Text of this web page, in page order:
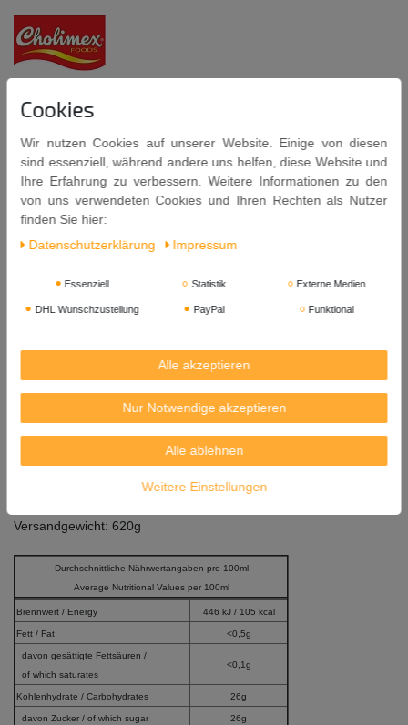
modifizierte Maisstärke,
Konservierungsstoff: Kaliumsorbat.
Nach dem Öffnen im Kühlschrank aufbewahren und innerhalb
weniger Wochen verbrauchen.
CHOLIMEX FOOD JSC, 7th. Rd.,
Vin Loc Industrial Park, Binh Chanh Dist.,
Hochiminh City, Vietnam
Kreyenhop & Kluge GmbH & Co. KG Lebensmittelimport
Industriestr. 40-42
Versandgewicht: 620g
Durchschnittliche Nährwertangaben pro 100ml
Average Nutritional Values per 100ml
Brennwert / Energy 446 kJ / 105 kcal
Fett / Fat <0,5g
davon gesättigte Fettsäuren /
of which saturates
<0,1g
Kohlenhydrate / Carbohydrates 26g
davon Zucker / of which sugar 26g
Cookies
Wir nutzen Cookies auf unserer Website. Einige von diesen
sind essenziell, während andere uns helfen, diese Website und
Ihre Erfahrung zu verbessern. Weitere Informationen zu den
von uns verwendeten Cookies und Ihren Rechten als Nutzer
finden Sie hier:
Daten­schutz­erklärung
Impressum
Essenziell Statistik Externe Medien
DHL Wunschzustellung PayPal Funktional
Alle akzeptieren
Nur Notwendige akzeptieren
Alle ablehnen
Weitere Einstellungen